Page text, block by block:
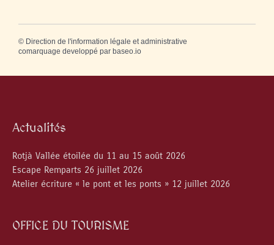
© Direction de l'information légale et administrative
comarquage developpé par baseo.io
Actualités
Rotjà Vallée étoilée du 11 au 15 août 2026
Escape Remparts 26 juillet 2026
Atelier écriture « le pont et les ponts » 12 juillet 2026
OFFICE DU TOURISME